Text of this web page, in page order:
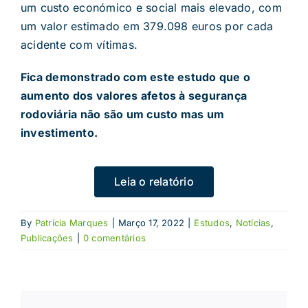
um custo económico e social mais elevado, com
um valor estimado em 379.098 euros por cada
acidente com vítimas.
Fica demonstrado com este estudo que o
aumento dos valores afetos à segurança
rodoviária não são um custo mas um
investimento.
Leia o relatório
By Patrícia Marques Março 17, 2022 Estudos, Notícias,
Publicações
0 comentários